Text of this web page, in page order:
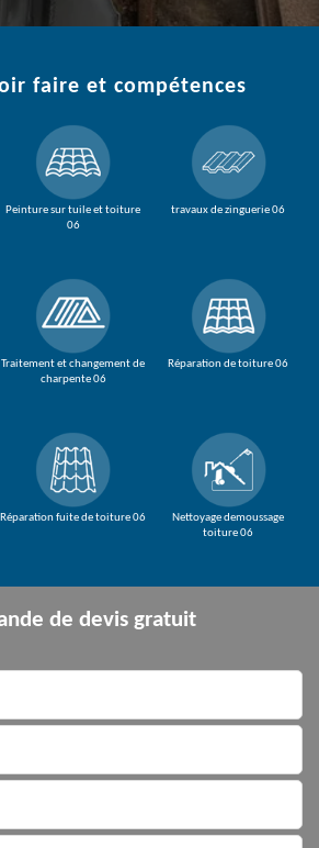
faire et compétences
Peinture sur tuile et toiture
06
Traitement et changement de
charpente 06
Réparation fuite de toiture 06
travaux de zinguerie 06
Réparation de toiture 06
Nettoyage demoussage
toiture 06
de devis gratuit